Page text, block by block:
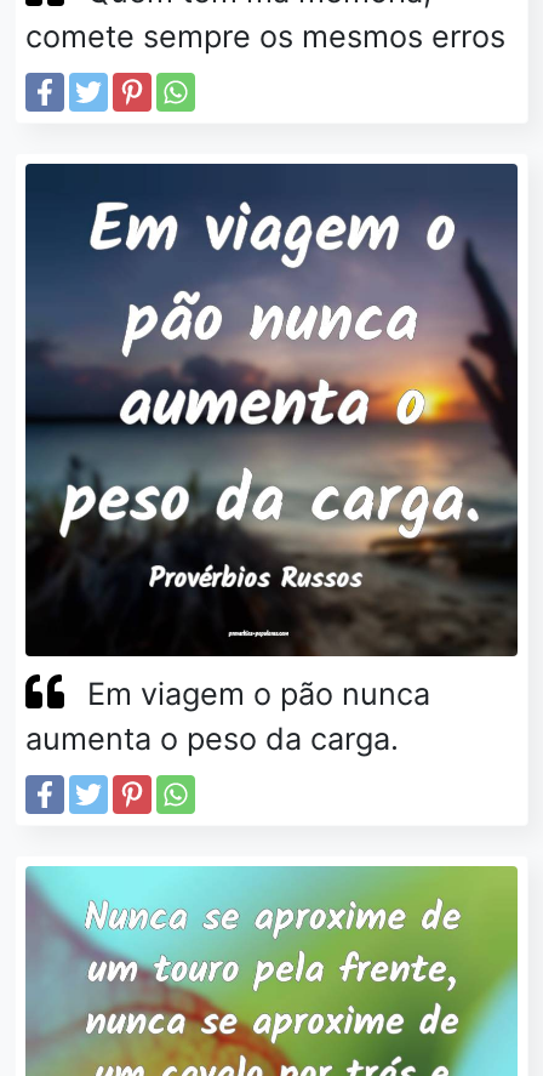
comete sempre os mesmos erros
Em viagem o pão nunca
aumenta o peso da carga.